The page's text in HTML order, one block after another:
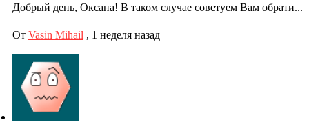
Добрый день, Оксана! В таком случае советуем Вам обрати...
От Vasin Mihail , 1 неделя назад